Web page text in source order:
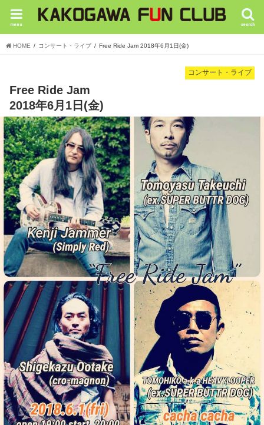
search
menu
HOME コンサート・ライブ Free Ride Jam 2018年6月1日(金)
コンサート・ライブ
Free Ride Jam
2018年6月1日(金)